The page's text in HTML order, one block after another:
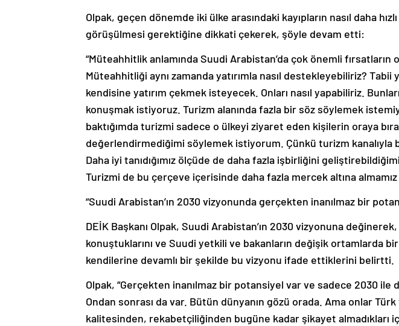
Olpak, geçen dönemde iki ülke arasındaki kayıpların nasıl daha
görüşülmesi gerektiğine dikkati çekerek, şöyle devam etti:
“Müteahhitlik anlamında Suudi Arabistan’da çok önemli fırsatların
Müteahhitliği aynı zamanda yatırımla nasıl destekleyebiliriz? Tabii
kendisine yatırım çekmek isteyecek. Onları nasıl yapabiliriz.
konuşmak istiyoruz. Turizm alanında fazla bir söz söylemek
baktığımda turizmi sadece o ülkeyi ziyaret eden kişilerin oraya
değerlendirmediğimi söylemek istiyorum. Çünkü turizm kanalıyla
Daha iyi tanıdığımız ölçüde de daha fazla işbirliğini
Turizmi de bu çerçeve içerisinde daha fazla mercek altına
“Suudi Arabistan’ın 2030 vizyonunda gerçekten inanılmaz bir
DEİK Başkanı Olpak, Suudi Arabistan’ın 2030 vizyonuna değinerek,
konuştuklarını ve Suudi yetkili ve bakanların değişik ortamlarda
kendilerine devamlı bir şekilde bu vizyonu ifade ettiklerini belirtti.
Olpak, “Gerçekten inanılmaz bir potansiyel var ve sadece 2030 ile
Ondan sonrası da var. Bütün dünyanın gözü orada. Ama onlar Türk
kalitesinden, rekabetçiliğinden bugüne kadar şikayet almadıkları